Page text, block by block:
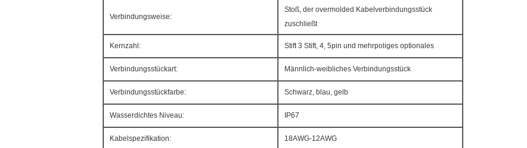
Verbindungsweise:
Stoß, der overmolded Kabelverbindungsstück
zuschließt
Kernzahl: Stift 3 Stift, 4, 5pin und mehrpoliges optionales
Verbindungsstückart: Männlich-weibliches Verbindungsstück
Verbindungsstückfarbe: Schwarz, blau, gelb
Wasserdichtes Niveau: IP67
Kabelspezifikation: 18AWG-12AWG